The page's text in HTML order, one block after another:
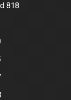
818